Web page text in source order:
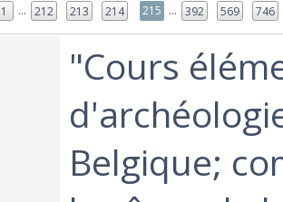
1 ... 212 213 214 215 ... 392 569 746
‎"Cours
Belgique;